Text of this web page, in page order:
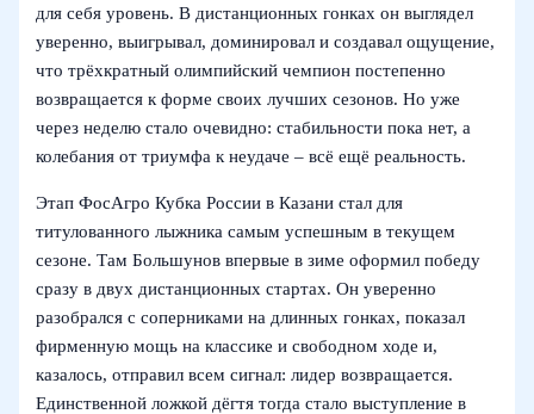
для себя уровень. В дистанционных гонках он выглядел
уверенно, выигрывал, доминировал и создавал ощущение,
что трёхкратный олимпийский чемпион постепенно
возвращается к форме своих лучших сезонов. Но уже
через неделю стало очевидно: стабильности пока нет, а
колебания от триумфа к неудаче – всё ещё реальность.
Этап ФосАгро Кубка России в Казани стал для
титулованного лыжника самым успешным в текущем
сезоне. Там Большунов впервые в зиме оформил победу
сразу в двух дистанционных стартах. Он уверенно
разобрался с соперниками на длинных гонках, показал
фирменную мощь на классике и свободном ходе и,
казалось, отправил всем сигнал: лидер возвращается.
Единственной ложкой дёгтя тогда стало выступление в